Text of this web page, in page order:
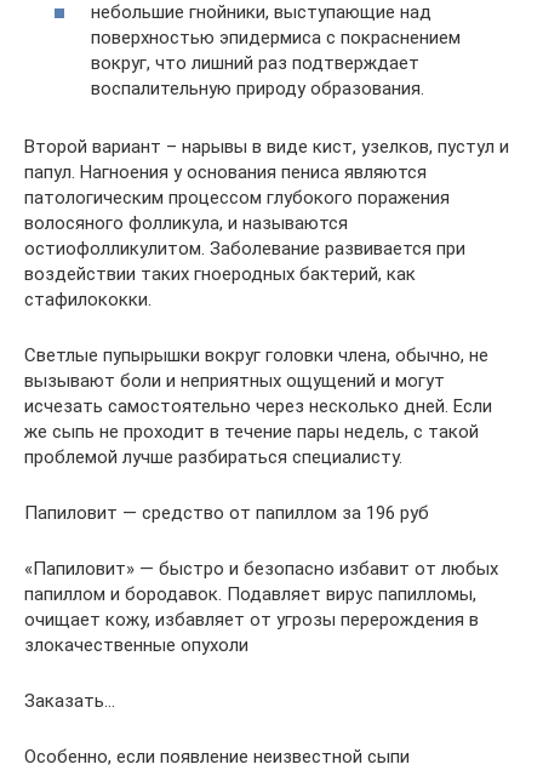
небольшие гнойники, выступающие над
поверхностью эпидермиса с покраснением
вокруг, что лишний раз подтверждает
воспалительную природу образования.
Второй вариант – нарывы в виде кист, узелков, пустул и
папул. Нагноения у основания пениса являются
патологическим процессом глубокого поражения
волосяного фолликула, и называются
остиофолликулитом. Заболевание развивается при
воздействии таких гноеродных бактерий, как
стафилококки.
Светлые пупырышки вокруг головки члена, обычно, не
вызывают боли и неприятных ощущений и могут
исчезать самостоятельно через несколько дней. Если
же сыпь не проходит в течение пары недель, с такой
проблемой лучше разбираться специалисту.
Папиловит — средство от папиллом за 196 руб
«Папиловит» — быстро и безопасно избавит от любых
папиллом и бородавок. Подавляет вирус папилломы,
очищает кожу, избавляет от угрозы перерождения в
злокачественные опухоли
Заказать…
Особенно, если появление неизвестной сыпи